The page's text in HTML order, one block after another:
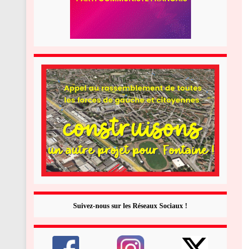
Suivez-nous sur les Réseaux Sociaux !